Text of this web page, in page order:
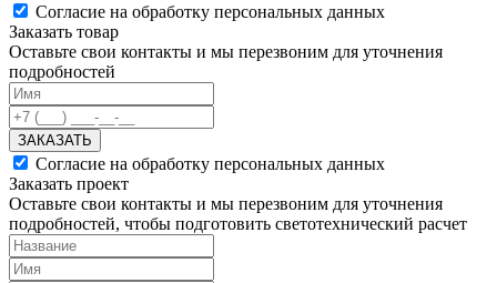
Согласие на обработку персональных данных
Заказать товар
Оставьте свои контакты и мы перезвоним для уточнения
подробностей
ЗАКАЗАТЬ
Согласие на обработку персональных данных
Заказать проект
Оставьте свои контакты и мы перезвоним для уточнения
подробностей, чтобы подготовить светотехнический расчет